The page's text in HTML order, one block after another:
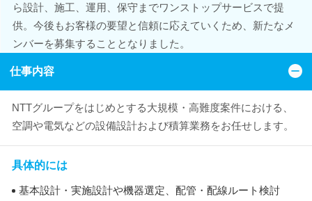
ら設計、施工、運用、保守までワンストップサービスで提
供。今後もお客様の要望と信頼に応えていくため、新たなメ
ンバーを募集することとなりました。
仕事内容
NTTグループをはじめとする大規模・高難度案件における、
空調や電気などの設備設計および積算業務をお任せします。
具体的には
基本設計・実施設計や機器選定、配管・配線ルート検討